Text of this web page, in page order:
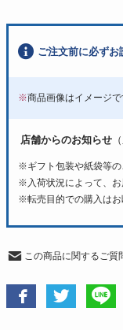
ご注文前に必ずお
※商品画像はイメージで
店舗からのお知らせ
※ギフト包装や紙袋等の
※入荷状況によって、お
※転売目的での購入はお
この商品に関するご質